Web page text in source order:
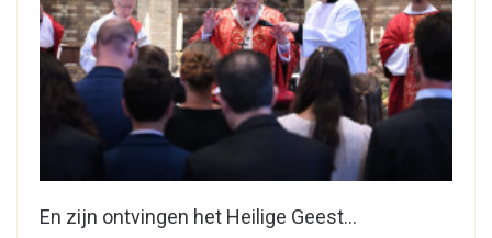
En zijn ontvingen het Heilige Geest…